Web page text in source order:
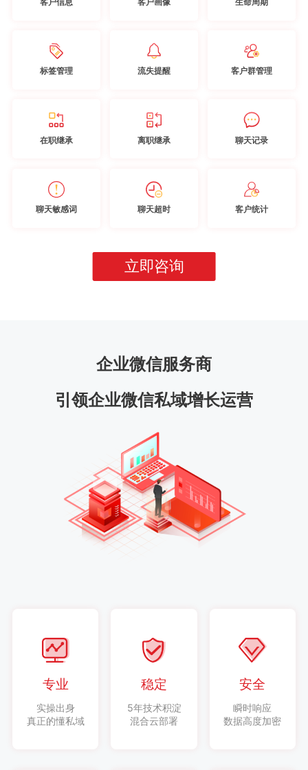
标签管理 流失提醒 客户群管理
在职继承 离职继承 聊天记录
聊天敏感词 聊天超时 客户统计
立即咨询
企业微信服务商
引领企业微信私域增长运营
专业
实操出身
真正的懂私域
稳定
5年技术积淀
混合云部署
安全
瞬时响应
数据高度加密